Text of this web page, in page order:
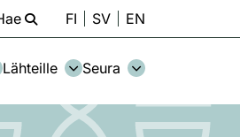
FI SV EN
Lähteille Seura